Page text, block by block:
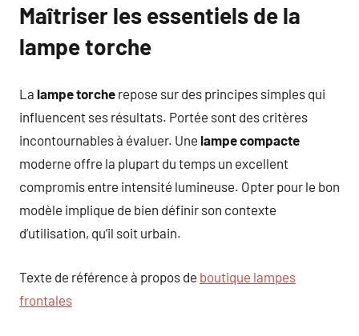
Maîtriser les essentiels de la
lampe torche
La lampe torche repose sur des principes simples qui
influencent ses résultats. Portée sont des critères
incontournables à évaluer. Une lampe compacte
moderne offre la plupart du temps un excellent
compromis entre intensité lumineuse. Opter pour le bon
modèle implique de bien définir son contexte
d’utilisation, qu’il soit urbain.
Texte de référence à propos de boutique lampes
frontales